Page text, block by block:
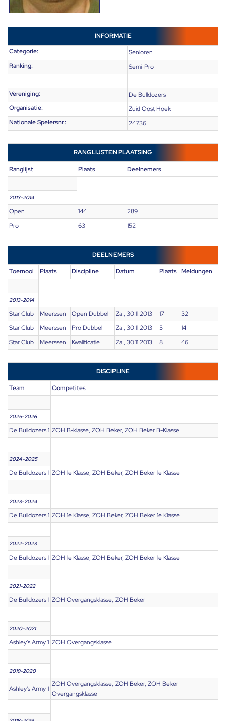
INFORMATIE
Categorie:
Senioren
Ranking:
Semi-Pro
Vereniging:
De Bulldozers
Organisatie:
Zuid Oost Hoek
Nationale Spelersnr.:
24736
RANGLIJSTEN PLAATSING
Ranglijst Plaats Deelnemers
2013-2014
Open 144
289
Pro
63 152
DEELNEMERS
Toernooi Plaats Discipline Datum Plaats Meldungen
2013-2014
Star Club Meerssen Open Dubbel Za., 30.11.2013 17
32
Star Club
Meerssen Pro Dubbel Za., 30.11.2013 5
14
Star Club
Meerssen Kwalificatie Za., 30.11.2013 8 46
DISCIPLINE
Team Competites
2025-2026
De Bulldozers 1 ZOH B-klasse, ZOH Beker, ZOH Beker B-Klasse
2024-2025
De Bulldozers 1 ZOH 1e Klasse, ZOH Beker, ZOH Beker 1e Klasse
2023-2024
De Bulldozers 1 ZOH 1e Klasse, ZOH Beker, ZOH Beker 1e Klasse
2022-2023
De Bulldozers 1 ZOH 1e Klasse, ZOH Beker, ZOH Beker 1e Klasse
2021-2022
De Bulldozers 1 ZOH Overgangsklasse, ZOH Beker
2020-2021
Ashley's Army 1 ZOH Overgangsklasse
2019-2020
Ashley's Army 1
ZOH Overgangsklasse, ZOH Beker, ZOH Beker
Overgangsklasse